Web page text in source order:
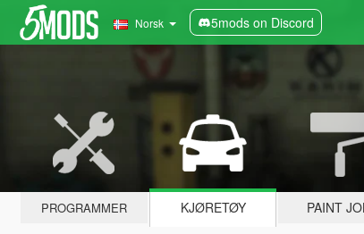
Norsk 5mods on Discord
PROGRAMMER KJØRETØY PAINT